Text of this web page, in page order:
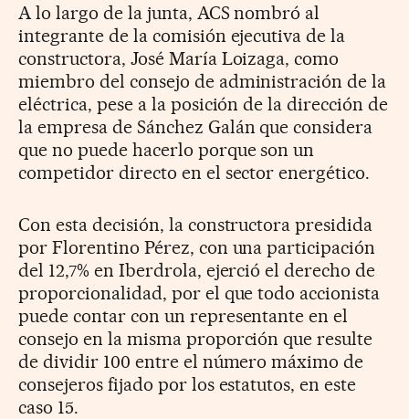
A lo largo de la junta, ACS nombró al
integrante de la comisión ejecutiva de la
constructora, José María Loizaga, como
miembro del consejo de administración de la
eléctrica, pese a la posición de la dirección de
la empresa de Sánchez Galán que considera
que no puede hacerlo porque son un
competidor directo en el sector energético.
Con esta decisión, la constructora presidida
por Florentino Pérez, con una participación
del 12,7% en Iberdrola, ejerció el derecho de
proporcionalidad, por el que todo accionista
puede contar con un representante en el
consejo en la misma proporción que resulte
de dividir 100 entre el número máximo de
consejeros fijado por los estatutos, en este
caso 15.